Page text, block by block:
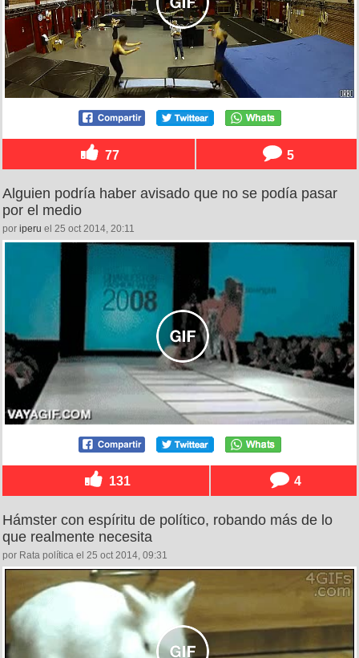
77 5
Alguien podría haber avisado que no se podía pasar
por el medio
por iperu el 25 oct 2014, 20:11
131 4
Hámster con espíritu de político, robando más de lo
que realmente necesita
por Rata política el 25 oct 2014, 09:31